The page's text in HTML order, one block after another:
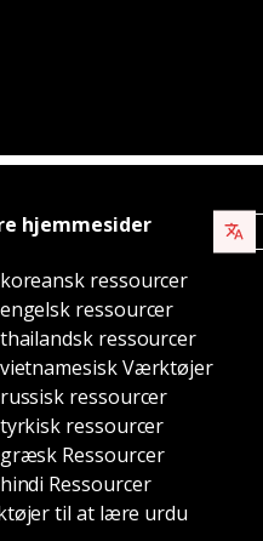
hjemmesider
ressourcer
ressourcer
ressourcer
Værktøjer
ressourcer
ressourcer
Ressourcer
Ressourcer
til at lære urdu